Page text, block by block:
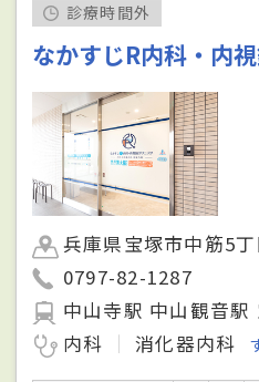
診療時間外
なかすじR内科・内
兵庫県宝塚市中筋5
0797-82-1287
中山寺駅 中山観音駅
内科
消化器内科